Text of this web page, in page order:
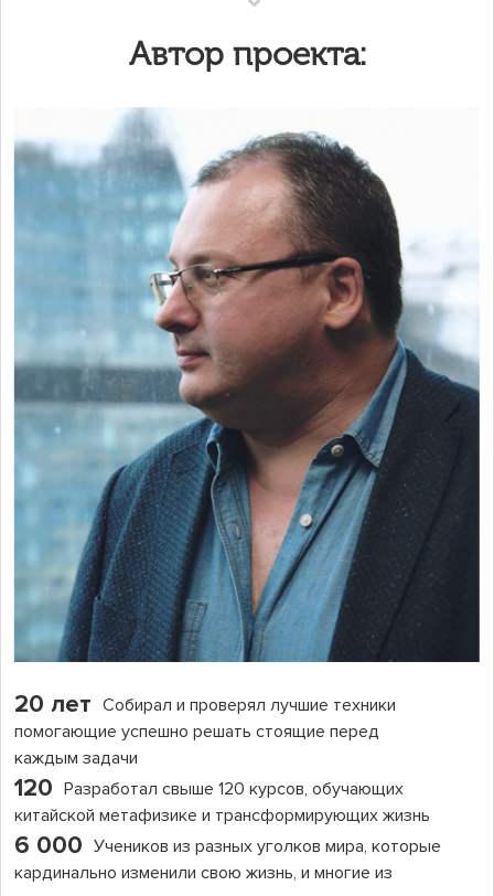
Автор проекта:
20 лет Собирал и проверял лучшие техники
помогающие успешно решать стоящие перед
каждым задачи
120 Разработал свыше 120 курсов, обучающих
китайской метафизике и трансформирующих жизнь
6 000 Учеников из разных уголков мира, которые
кардинально изменили свою жизнь, и многие из